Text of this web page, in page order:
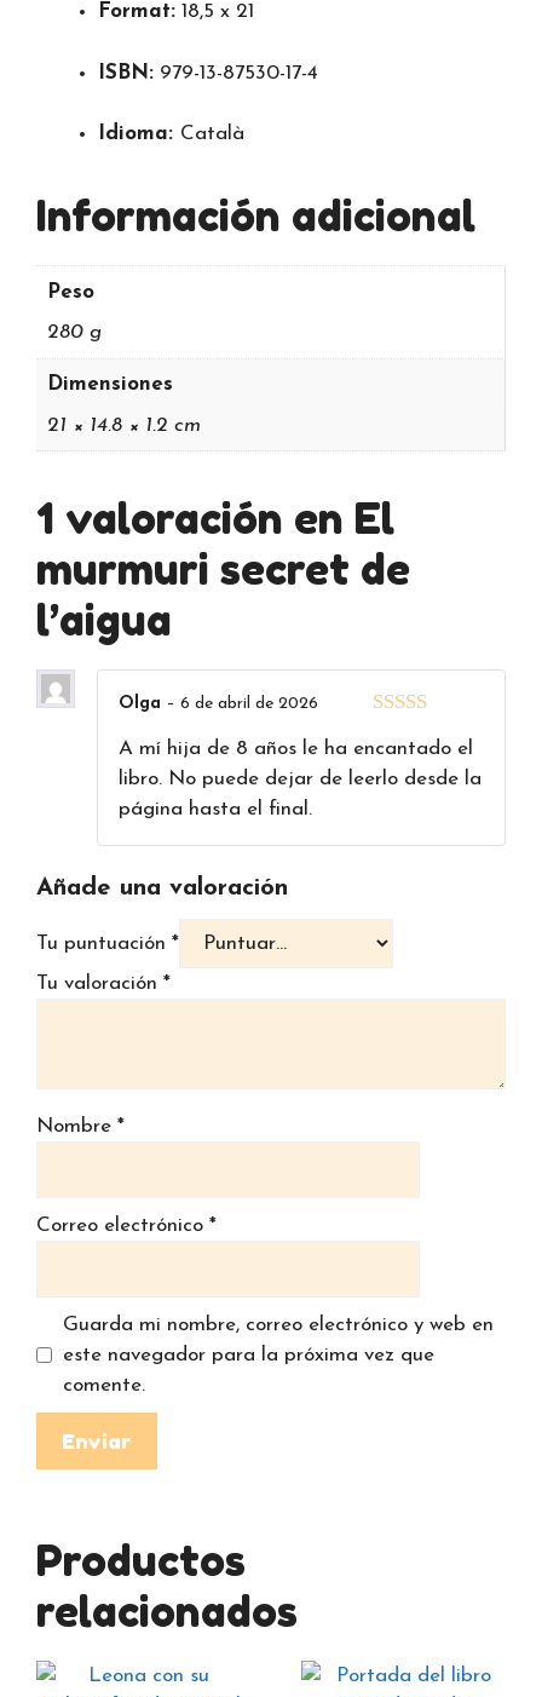
Format: 18,5 x 21
ISBN: 979-13-87530-17-4
Idioma: Català
Información adicional
Peso
280 g
Dimensiones
21 × 14.8 × 1.2 cm
1 valoración en El
murmuri secret de
l’aigua
Olga – 6 de abril de 2026
A mí hija de 8 años le ha encantado el
libro. No puede dejar de leerlo desde la
página hasta el final.
Añade una valoración
Tu puntuación *
Tu valoración *
Nombre *
Correo electrónico *
Guarda mi nombre, correo electrónico y web en
este navegador para la próxima vez que
comente.
Productos
relacionados